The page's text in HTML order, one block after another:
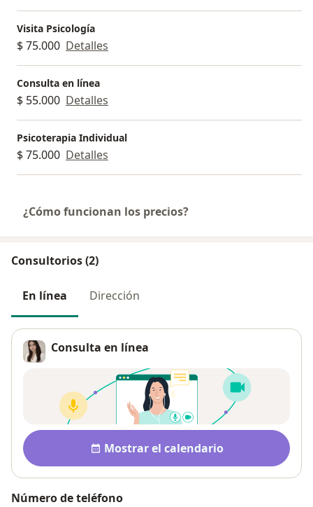
Visita Psicología
$ 75.000 Detalles
Consulta en línea
$ 55.000 Detalles
Psicoterapia Individual
$ 75.000 Detalles
¿Cómo funcionan los precios?
Consultorios (2)
En línea Dirección
Consulta en línea
Disponibilidad
Mostrar el calendario
Número de teléfono